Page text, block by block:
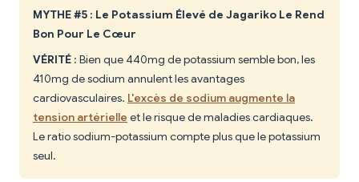
MYTHE #5 : Le Potassium Élevé de Jagariko Le Rend
Bon Pour Le Cœur
VÉRITÉ : Bien que 440mg de potassium semble bon, les
410mg de sodium annulent les avantages
cardiovasculaires. L'excès de sodium augmente la
tension artérielle et le risque de maladies cardiaques.
Le ratio sodium-potassium compte plus que le potassium
seul.